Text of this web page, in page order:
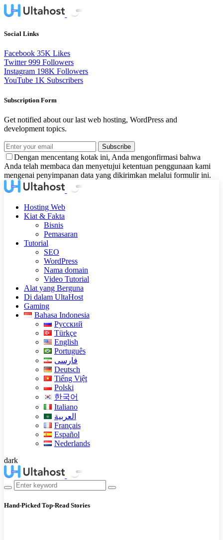
Social Links
Facebook 35K Likes
Twitter 999 Followers
Instagram 198K Followers
YouTube 1K Subscribers
Subscription Form
Get notified about our last web hosting, WordPress and
development topics.
Subscribe
Dengan mencentang kotak ini, Anda mengonfirmasi bahwa
Anda telah membaca dan menyetujui ketentuan penggunaan kami
mengenai penyimpanan data yang dikirimkan melalui formulir ini.
Hosting Web
Kiat & Fakta
Bisnis
Pemasaran
Tutorial
SEO
WordPress
Nama domain
Video Tutorial
Alat yang Berguna
Di dalam UltaHost
Gaming
Bahasa Indonesia
Русский
Türkçe
English
Português
فارسی
Deutsch
Tiếng Việt
Polski
한국어
Italiano
العربية
Français
Español
Nederlands
dark
Hand-Picked Top-Read Stories